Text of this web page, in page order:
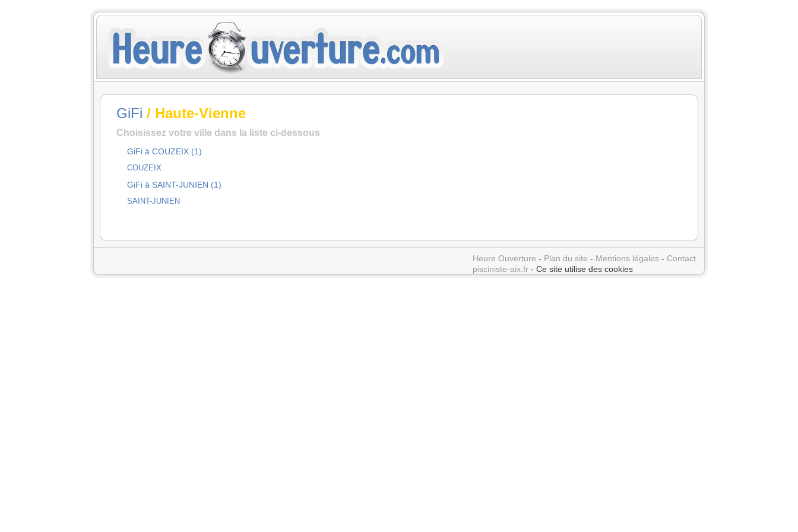
GiFi / Haute-Vienne
Choisissez votre ville dans la liste ci-dessous
GiFi à COUZEIX (1)
COUZEIX
GiFi à SAINT-JUNIEN (1)
SAINT-JUNIEN
Heure Ouverture - Plan du site - Mentions légales - Contact
pisciniste-aix.fr - Ce site utilise des cookies